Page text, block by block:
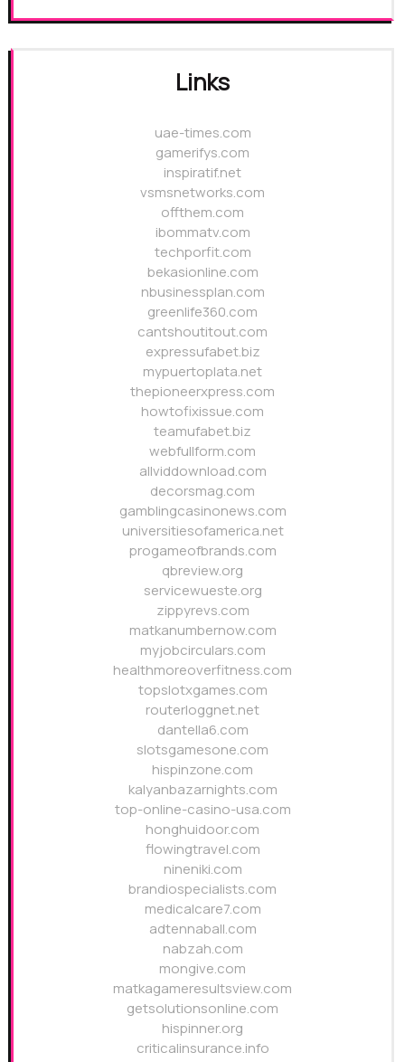
Links
uae-times.com
gamerifys.com
inspiratif.net
vsmsnetworks.com
offthem.com
ibommatv.com
techporfit.com
bekasionline.com
nbusinessplan.com
greenlife360.com
cantshoutitout.com
expressufabet.biz
mypuertoplata.net
thepioneerxpress.com
howtofixissue.com
teamufabet.biz
webfullform.com
allviddownload.com
decorsmag.com
gamblingcasinonews.com
universitiesofamerica.net
progameofbrands.com
qbreview.org
servicewueste.org
zippyrevs.com
matkanumbernow.com
myjobcirculars.com
healthmoreoverfitness.com
topslotxgames.com
routerloggnet.net
dantella6.com
slotsgamesone.com
hispinzone.com
kalyanbazarnights.com
top-online-casino-usa.com
honghuidoor.com
flowingtravel.com
nineniki.com
brandiospecialists.com
medicalcare7.com
adtennaball.com
nabzah.com
mongive.com
matkagameresultsview.com
getsolutionsonline.com
hispinner.org
criticalinsurance.info